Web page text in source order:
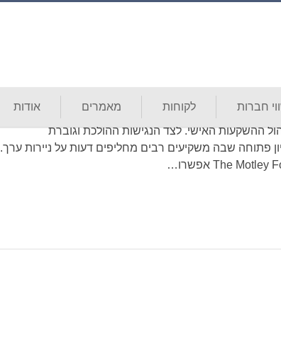
חברות לקוחות מאמרים אודות
השוק: מחקר מקרה של מגזר שירותי
ההשקעות האישי. לצד הנגישות ההולכת וגוברת
פתוחה שבה משקיעים רבים מחליפים דעות על ניירות ערך.